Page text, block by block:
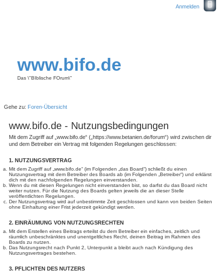
Anmelden
www.bifo.de
Das \"BIblische FOrum\"
Gehe zu: Foren-Übersicht
www.bifo.de - Nutzungsbedingungen
Mit dem Zugriff auf „www.bifo.de“ („https://www.betanien.de/forum“) wird zwischen dir
und dem Betreiber ein Vertrag mit folgenden Regelungen geschlossen:
1. NUTZUNGSVERTRAG
Mit dem Zugriff auf „www.bifo.de“ (im Folgenden „das Board“) schließt du einen
Nutzungsvertrag mit dem Betreiber des Boards ab (im Folgenden „Betreiber“) und erklärst
dich mit den nachfolgenden Regelungen einverstanden.
Wenn du mit diesen Regelungen nicht einverstanden bist, so darfst du das Board nicht
weiter nutzen. Für die Nutzung des Boards gelten jeweils die an dieser Stelle
veröffentlichten Regelungen.
Der Nutzungsvertrag wird auf unbestimmte Zeit geschlossen und kann von beiden Seiten
ohne Einhaltung einer Frist jederzeit gekündigt werden.
2. EINRÄUMUNG VON NUTZUNGSRECHTEN
Mit dem Erstellen eines Beitrags erteilst du dem Betreiber ein einfaches, zeitlich und
räumlich unbeschränktes und unentgeltliches Recht, deinen Beitrag im Rahmen des
Boards zu nutzen.
Das Nutzungsrecht nach Punkt 2, Unterpunkt a bleibt auch nach Kündigung des
Nutzungsvertrages bestehen.
3. PFLICHTEN DES NUTZERS